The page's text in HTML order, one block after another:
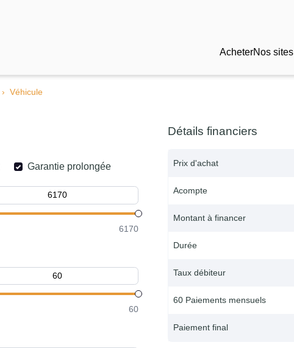
AcheterNos sites
Véhicule
Garantie prolongée
6170
60
Détails financiers
Prix d'achat
Acompte
Montant à financer
Durée
Taux débiteur
60 Paiements mensuels
Paiement final